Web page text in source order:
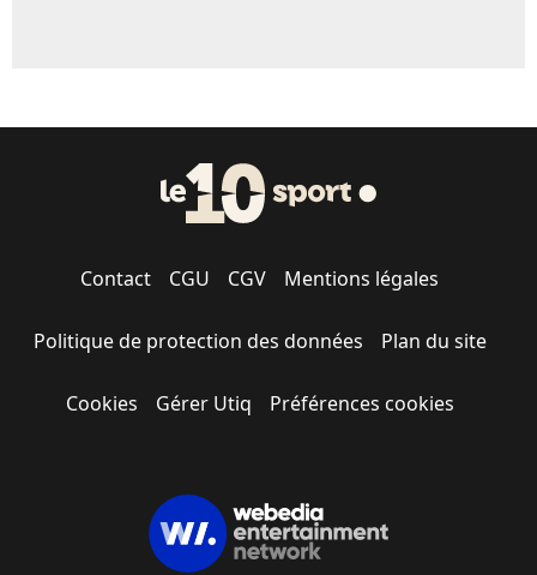
Contact CGU CGV Mentions légales
Politique de protection des données Plan du site
Cookies Gérer Utiq Préférences cookies